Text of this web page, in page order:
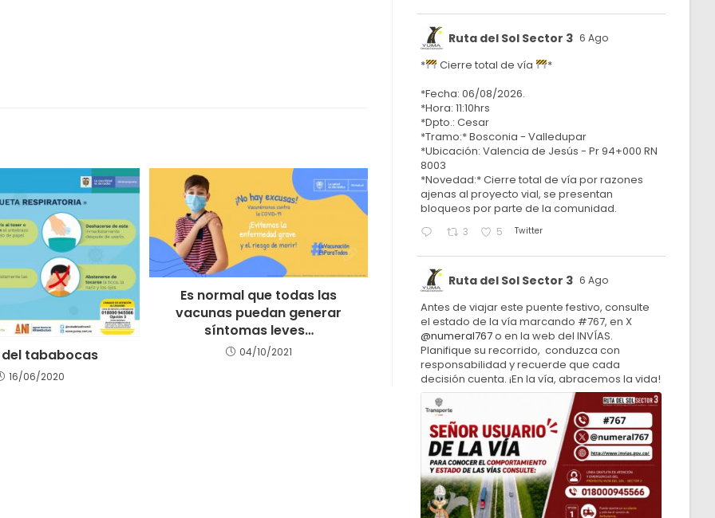
del tababocas
16/06/2020
Es normal que todas las
vacunas puedan generar
síntomas leves…
04/10/2021
Ruta del Sol Sector 3 6 Ago
* Cierre total de vía
*
*Fecha: 06/08/2026.
*Hora: 11:10hrs
*Dpto.: Cesar
*Tramo:* Bosconia - Valledupar
*Ubicación: Valencia de Jesús - Pr 94+000 RN
8003
*Novedad:* Cierre total de vía por razones
ajenas al proyecto vial, se presentan
bloqueos por parte de la comunidad.
3 5 Twitter
Ruta del Sol Sector 3 6 Ago
Antes de viajar este puente festivo, consulte
el estado de la vía marcando #767, en X
@numeral767o en la web del INVÍAS.
Planifique su recorrido, conduzca con
responsabilidad y recuerde que cada
decisión cuenta. ¡En la vía, abracemos la vida!